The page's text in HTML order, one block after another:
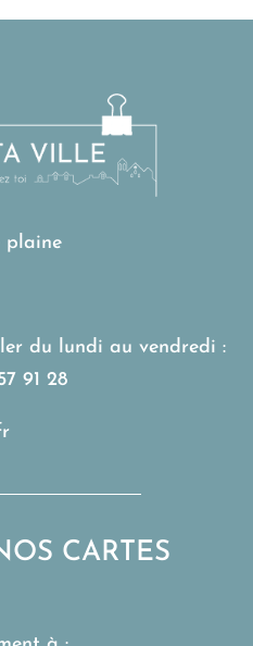
plaine
du lundi au vendredi :
91 28
CARTES